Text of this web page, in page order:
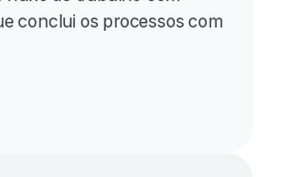
conclui os processos com